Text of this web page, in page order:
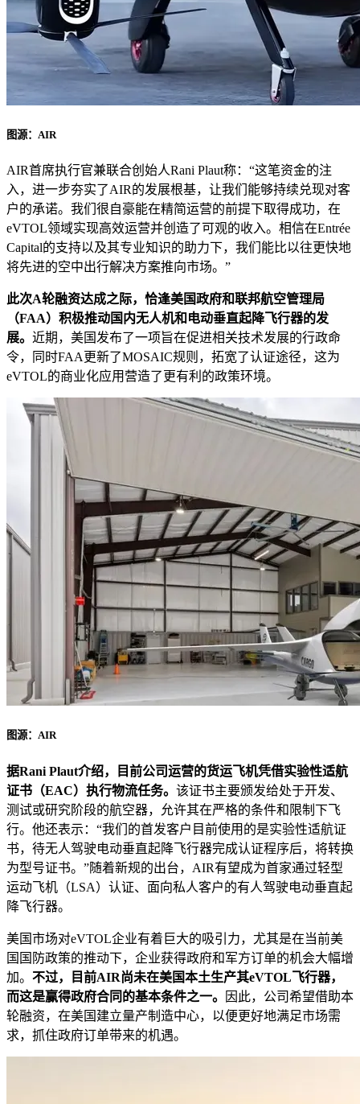
图源：AIR
AIR首席执行官兼联合创始人Rani Plaut称：“这笔资金的注
入，进一步夯实了AIR的发展根基，让我们能够持续兑现对客
户的承诺。我们很自豪能在精简运营的前提下取得成功，在
eVTOL领域实现高效运营并创造了可观的收入。相信在Entrée
Capital的支持以及其专业知识的助力下，我们能比以往更快地
将先进的空中出行解决方案推向市场。”
此次A轮融资达成之际，恰逢美国政府和联邦航空管理局
（FAA）积极推动国内无人机和电动垂直起降飞行器的发
展。 近期，美国发布了一项旨在促进相关技术发展的行政命
令，同时FAA更新了MOSAIC规则，拓宽了认证途径，这为
eVTOL的商业化应用营造了更有利的政策环境。
图源：AIR
据Rani Plaut介绍，目前公司运营的货运飞机凭借实验性适航
证书（EAC）执行物流任务。 该证书主要颁发给处于开发、
测试或研究阶段的航空器，允许其在严格的条件和限制下飞
行。他还表示：“我们的首发客户目前使用的是实验性适航证
书，待无人驾驶电动垂直起降飞行器完成认证程序后，将转换
为型号证书。”随着新规的出台，AIR有望成为首家通过轻型
运动飞机（LSA）认证、面向私人客户的有人驾驶电动垂直起
降飞行器。
美国市场对eVTOL企业有着巨大的吸引力，尤其是在当前美
国国防政策的推动下，企业获得政府和军方订单的机会大幅增
加。 不过，目前AIR尚未在美国本土生产其eVTOL飞行器，
而这是赢得政府合同的基本条件之一。
因此，公司希望借助本
轮融资，在美国建立量产制造中心，以便更好地满足市场需
求，抓住政府订单带来的机遇。